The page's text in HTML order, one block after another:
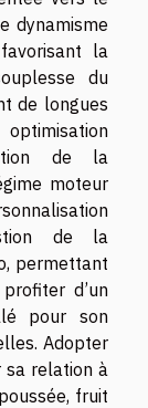
dynamisme
la
du
de longues
de la
moteur
de la
permettant
d’un
pour son
Adopter
sa relation à
fruit